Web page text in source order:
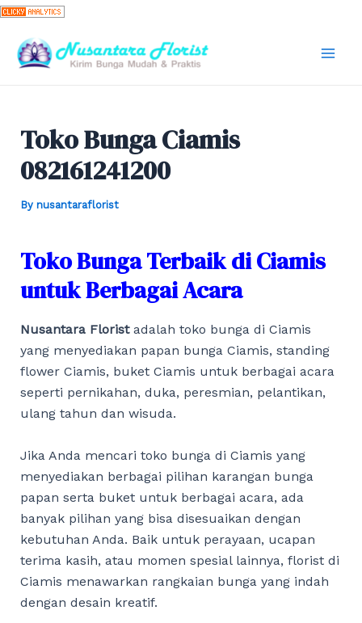
Skip
content
Toko Bunga Ciamis
082161241200
By nusantaraflorist
Toko Bunga Terbaik di Ciamis
untuk Berbagai Acara
Nusantara Floristadalah toko bunga di Ciamis
yang menyediakan papan bunga Ciamis, standing
flower Ciamis, buket Ciamis untuk berbagai acara
seperti pernikahan, duka, peresmian, pelantikan,
ulang tahun dan wisuda.
Jika Anda mencari toko bunga di Ciamis yang
menyediakan berbagai pilihan karangan bunga
papan serta buket untuk berbagai acara, ada
banyak pilihan yang bisa disesuaikan dengan
kebutuhan Anda. Baik untuk perayaan, ucapan
terima kasih, atau momen spesial lainnya, florist di
Ciamis menawarkan rangkaian bunga yang indah
dengan desain kreatif.